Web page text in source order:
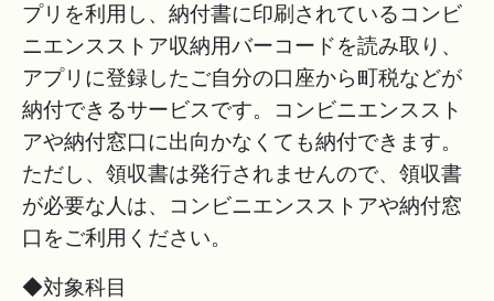
プリを利用し、納付書に印刷されているコンビ
ニエンスストア収納用バーコードを読み取り、
アプリに登録したご自分の口座から町税などが
納付できるサービスです。コンビニエンススト
アや納付窓口に出向かなくても納付できます。
ただし、領収書は発行されませんので、領収書
が必要な人は、コンビニエンスストアや納付窓
口をご利用ください。
◆対象科目